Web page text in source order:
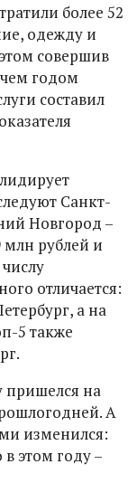
более 52
одежду и
совершив
годом
составил
Санкт-
Новгород –
млн рублей и
отличается:
а на
5 также
пришелся на
А
изменился:
в этом году –